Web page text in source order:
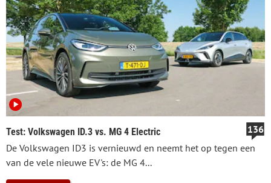
Test: Volkswagen ID.3 vs. MG 4 Electric
136
De Volkswagen ID3 is vernieuwd en neemt het op tegen een
van de vele nieuwe EV's: de MG 4...